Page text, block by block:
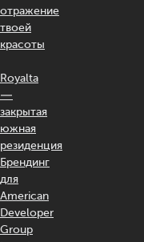
отражение
твоей
красоты
Royalta
—
закрытая
южная
резиденция
Брендинг
для
American
Developer
Group